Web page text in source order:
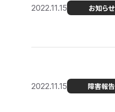
2022.11.15 お知らせ
2022.11.15 障害報告